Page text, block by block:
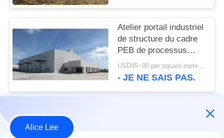
Atelier portail industriel
de structure du cadre
PEB de processus
établissant la norme de
l'OIN
USD45~90 per square meter MOQ:1000 mètres carrés
- JE NE SAIS PAS.
Catégories populaires Tous
Alice Lee